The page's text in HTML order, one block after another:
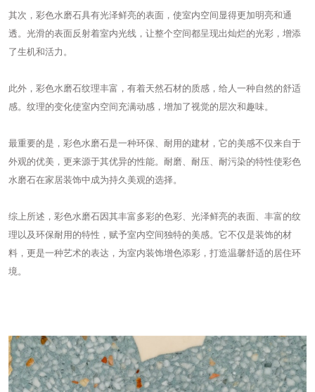
其次，彩色水磨石具有光泽鲜亮的表面，使室内空间显得更加明亮和通
透。光滑的表面反射着室内光线，让整个空间都呈现出灿烂的光彩，增添
了生机和活力。
此外， 彩色水磨石纹理丰富，有着天然石材的质感，给人一种自然的舒适
感。纹理的变化使室内空间充满动感，增加了视觉的层次和趣味。
最重要的是，彩色水磨石是一种环保、耐用的建材，它的美感不仅来自于
外观的优美，更来源于其优异的性能。耐磨、耐压、耐污染的特性使彩色
水磨石在家居装饰中成为持久美观的选择。
综上所述，彩色水磨石因其丰富多彩的色彩、光泽鲜亮的表面、丰富的纹
理以及环保耐用的特性，赋予室内空间独特的美感。它不仅是装饰的材
料，更是一种艺术的表达，为室内装饰增色添彩，打造温馨舒适的居住环
境。